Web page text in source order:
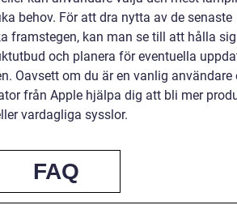
behov. För att dra nytta av de senaste
framstegen, kan man se till att hålla sig
och planera för eventuella
Oavsett om du är en vanlig användare
från Apple hjälpa dig att bli mer
vardagliga sysslor.
FAQ